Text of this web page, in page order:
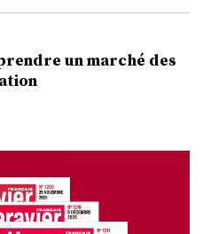
un marché des